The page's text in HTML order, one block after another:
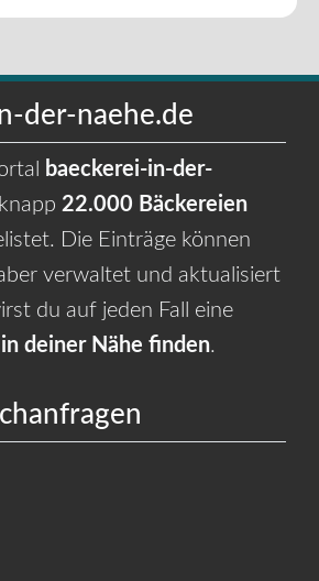
der-naehe.de
baeckerei-in-der-
22.000 Bäckereien
Die Einträge können
verwaltet und aktualisiert
du auf jeden Fall eine
deiner Nähe finden.